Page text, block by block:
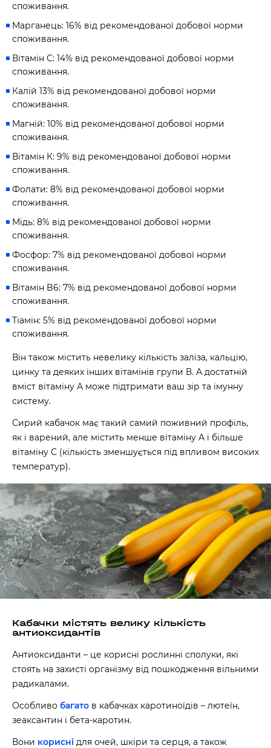
споживання.
Марганець: 16% від рекомендованої добової норми
споживання.
Вітамін С: 14% від рекомендованої добової норми
споживання.
Калій 13% від рекомендованої добової норми
споживання.
Магній: 10% від рекомендованої добової норми
споживання.
Вітамін К: 9% від рекомендованої добової норми
споживання.
Фолати: 8% від рекомендованої добової норми
споживання.
Мідь: 8% від рекомендованої добової норми
споживання.
Фосфор: 7% від рекомендованої добової норми
споживання.
Вітамін B6: 7% від рекомендованої добової норми
споживання.
Тіамін: 5% від рекомендованої добової норми
споживання.
Він також містить невелику кількість заліза, кальцію,
цинку та деяких інших вітамінів групи В. А достатній
вміст вітаміну А може підтримати ваш зір та імунну
систему.
Сирий кабачок має такий самий поживний профіль,
як і варений, але містить менше вітаміну А і більше
вітаміну С (кількість зменшується під впливом високих
температур).
Кабачки містять велику кількість
антиоксидантів
Антиоксиданти – це корисні рослинні сполуки, які
стоять на захисті організму від пошкодження вільними
радикалами.
Особливо багато в кабачках каротиноїдів – лютеїн,
зеаксантин і бета-каротин.
Вони корисні для очей, шкіри та серця, а також